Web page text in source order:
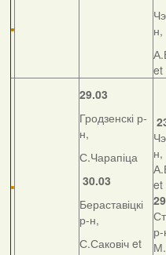
н,
et
29.03
Гродзенскі р-
н,
С.Чарапіца
30.03
Бераставіцкі
р-н,
С.Саковіч et
н,
et